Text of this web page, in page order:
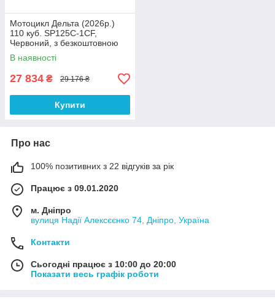
Мотоцикл Дельта (2026р.)
110 куб. SP125C-1CF,
Червоний, з безкоштовною
доставкою
В наявності
27 834 ₴ 29 176 ₴
Купити
Про нас
100% позитивних з 22 відгуків за рік
Працює з 09.01.2020
м. Дніпро
вулиця Надії Алексєєнко 74, Дніпро, Україна
Контакти
Сьогодні працює з 10:00 до 20:00
Показати весь графік роботи